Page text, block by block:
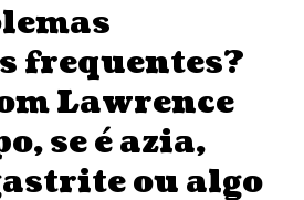
frequentes?
Lawrence
se é azia,
ou algo